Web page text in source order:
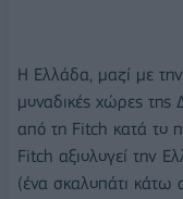
Η Ελλάδα, μαζί με
μοναδικές χώρες της
από τη Fitch κατά το
Fitch αξιολογεί την
(ένα σκαλοπάτι κάτω